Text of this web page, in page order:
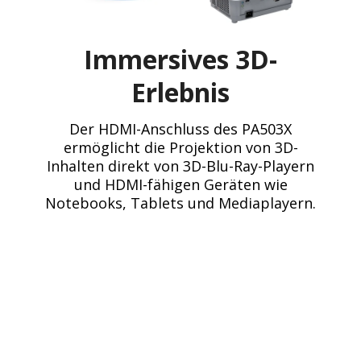
Immersives 3D-
Erlebnis
Der HDMI-Anschluss des PA503X
ermöglicht die Projektion von 3D-
Inhalten direkt von 3D-Blu-Ray-Playern
und HDMI-fähigen Geräten wie
Notebooks, Tablets und Mediaplayern.